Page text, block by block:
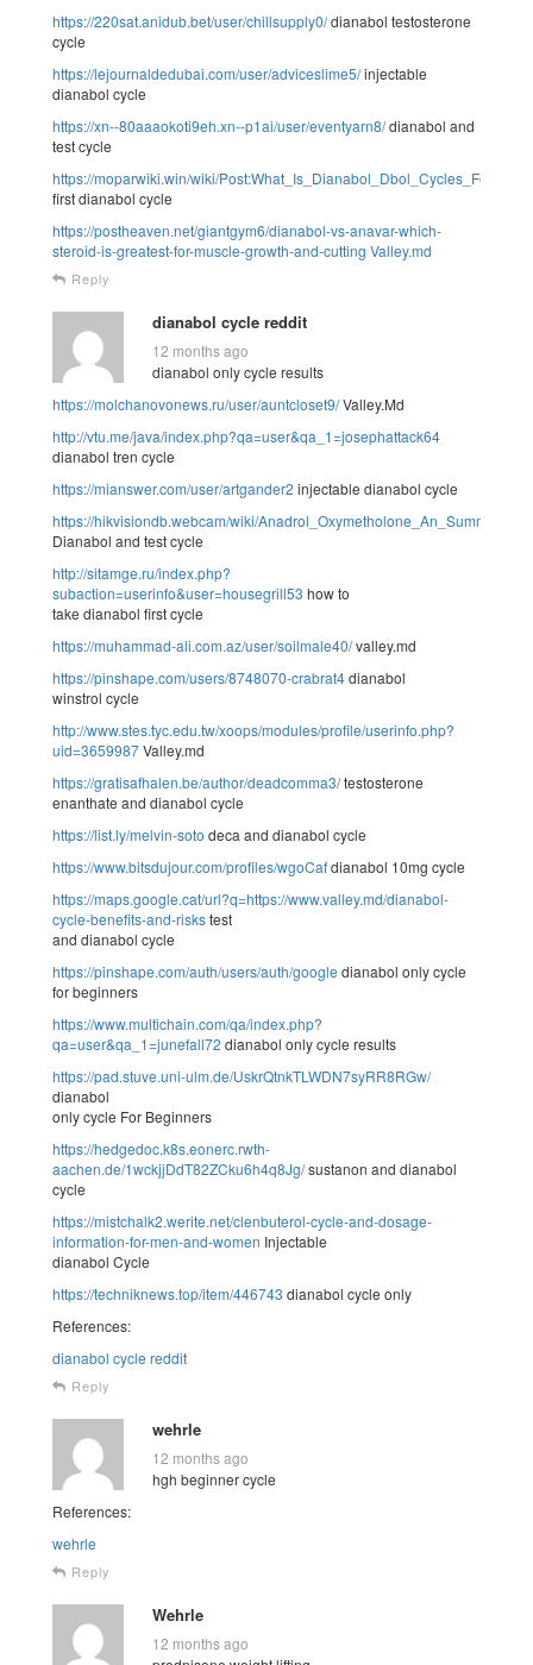
https://220sat.anidub.bet/user/chillsupply0/dianabol testosterone
cycle
https://lejournaldedubai.com/user/adviceslime5/injectable
dianabol cycle
https://xn--80aaaokoti9eh.xn--p1ai/user/eventyarn8/dianabol and
test cycle
https://moparwiki.win/wiki/Post:What_Is_Dianabol_Dbol_Cycles_Features
first dianabol cycle
https://postheaven.net/giantgym6/dianabol-vs-anavar-which-
steroid-is-greatest-for-muscle-growth-and-cutting Valley.md
Reply
dianabol cycle reddit
12 months ago
dianabol only cycle results
https://molchanovonews.ru/user/auntcloset9/Valley.Md
http://vtu.me/java/index.php?qa=user&qa_1=josephattack64
dianabol tren cycle
https://mianswer.com/user/artgander2 injectable dianabol cycle
https://hikvisiondb.webcam/wiki/Anadrol_Oxymetholone_An_Summary
Dianabol and test cycle
http://sitamge.ru/index.php?
subaction=userinfo&user=housegrill53 how to
take dianabol first cycle
https://muhammad-ali.com.az/user/soilmale40/valley.md
https://pinshape.com/users/8748070-crabrat4dianabol
winstrol cycle
http://www.stes.tyc.edu.tw/xoops/modules/profile/userinfo.php?
uid=3659987Valley.md
https://gratisafhalen.be/author/deadcomma3/testosterone
enanthate and dianabol cycle
https://list.ly/melvin-soto deca and dianabol cycle
https://www.bitsdujour.com/profiles/wgoCafdianabol 10mg cycle
https://maps.google.cat/url?q=https://www.valley.md/dianabol-
cycle-benefits-and-riskstest
and dianabol cycle
https://pinshape.com/auth/users/auth/google dianabol only cycle
for beginners
https://www.multichain.com/qa/index.php?
qa=user&qa_1=junefall72 dianabol only cycle results
https://pad.stuve.uni-ulm.de/UskrQtnkTLWDN7syRR8RGw/
dianabol
only cycle For Beginners
https://hedgedoc.k8s.eonerc.rwth-
aachen.de/1wckjjDdT82ZCku6h4q8Jg/sustanon and dianabol
cycle
https://mistchalk2.werite.net/clenbuterol-cycle-and-dosage-
information-for-men-and-women Injectable
dianabol Cycle
https://techniknews.top/item/446743 dianabol cycle only
References:
dianabol cycle reddit
Reply
wehrle
12 months ago
hgh beginner cycle
References:
wehrle
Reply
Wehrle
12 months ago